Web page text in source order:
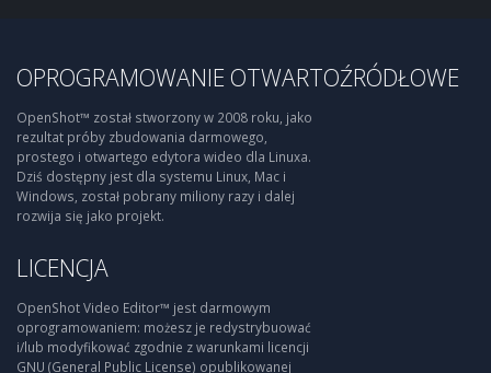
OPROGRAMOWANIE OTWARTOŹRÓDŁOWE
OpenShot™ został stworzony w 2008 roku, jako
rezultat próby zbudowania darmowego,
prostego i otwartego edytora wideo dla Linuxa.
Dziś dostępny jest dla systemu Linux, Mac i
Windows, został pobrany miliony razy i dalej
rozwija się jako projekt.
LICENCJA
OpenShot Video Editor™ jest darmowym
oprogramowaniem: możesz je redystrybuować
i/lub modyfikować zgodnie z warunkami licencji
GNU (General Public License) opublikowanej